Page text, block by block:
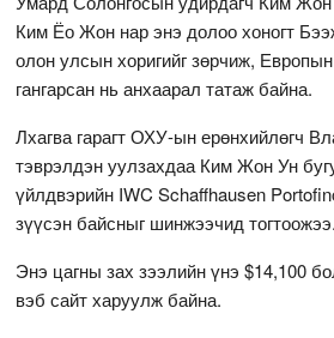
Ким Ёо Жон нар энэ долоо хоногт
олон улсын хоригийг зөрчиж,
гангарсан нь анхаарал татаж байна.
Лхагва гарагт ОХУ-ын ерөнхийлөгч
тэврэлдэн уулзахдаа Ким Жон Ун
үйлдвэрийн IWC Schaffhausen
зүүсэн байсныг шинжээчид тогтоожээ.
Энэ цагны зах зээлийн үнэ $14,100
вэб сайт харуулж байна.